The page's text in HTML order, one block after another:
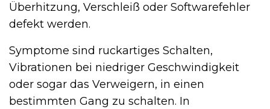
Überhitzung, Verschleiß oder Softwarefehler
defekt werden.
Symptome sind ruckartiges Schalten,
Vibrationen bei niedriger Geschwindigkeit
oder sogar das Verweigern, in einen
bestimmten Gang zu schalten. In